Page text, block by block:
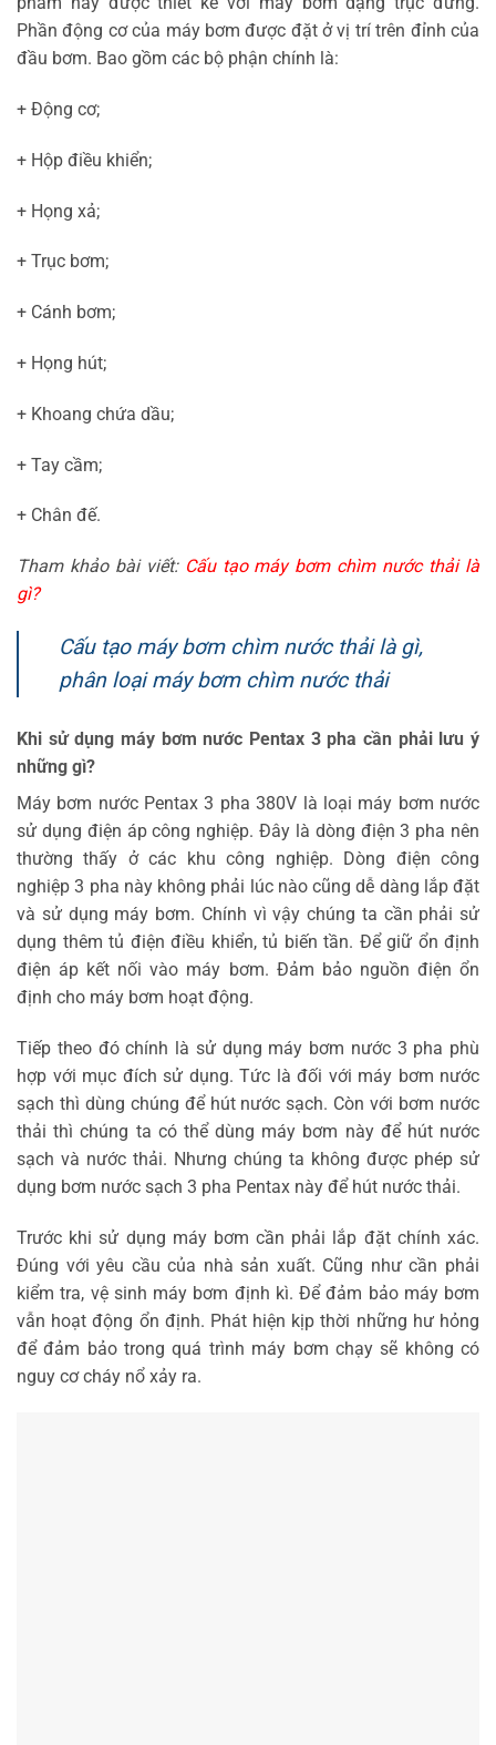
Phần động cơ của máy bơm được đặt ở vị trí trên đỉnh của
đầu bơm. Bao gồm các bộ phận chính là:
+ Động cơ;
+ Hộp điều khiển;
+ Họng xả;
+ Trục bơm;
+ Cánh bơm;
+ Họng hút;
+ Khoang chứa dầu;
+ Tay cầm;
+ Chân đế.
Tham khảo bài viết: Cấu tạo máy bơm chìm nước thải là
gì?
Cấu tạo máy bơm chìm nước thải là gì,
phân loại máy bơm chìm nước thải
Khi sử dụng máy bơm nước Pentax 3 pha cần phải lưu ý
những gì?
Máy bơm nước Pentax 3 pha 380V là loại máy bơm nước
sử dụng điện áp công nghiệp. Đây là dòng điện 3 pha nên
thường thấy ở các khu công nghiệp. Dòng điện công
nghiệp 3 pha này không phải lúc nào cũng dễ dàng lắp đặt
và sử dụng máy bơm. Chính vì vậy chúng ta cần phải sử
dụng thêm tủ điện điều khiển, tủ biến tần. Để giữ ổn định
điện áp kết nối vào máy bơm. Đảm bảo nguồn điện ổn
định cho máy bơm hoạt động.
Tiếp theo đó chính là sử dụng máy bơm nước 3 pha phù
hợp với mục đích sử dụng. Tức là đối với máy bơm nước
sạch thì dùng chúng để hút nước sạch. Còn với bơm nước
thải thì chúng ta có thể dùng máy bơm này để hút nước
sạch và nước thải. Nhưng chúng ta không được phép sử
dụng bơm nước sạch 3 pha Pentax này để hút nước thải.
Trước khi sử dụng máy bơm cần phải lắp đặt chính xác.
Đúng với yêu cầu của nhà sản xuất. Cũng như cần phải
kiểm tra, vệ sinh máy bơm định kì. Để đảm bảo máy bơm
vẫn hoạt động ổn định. Phát hiện kịp thời những hư hỏng
để đảm bảo trong quá trình máy bơm chạy sẽ không có
nguy cơ cháy nổ xảy ra.